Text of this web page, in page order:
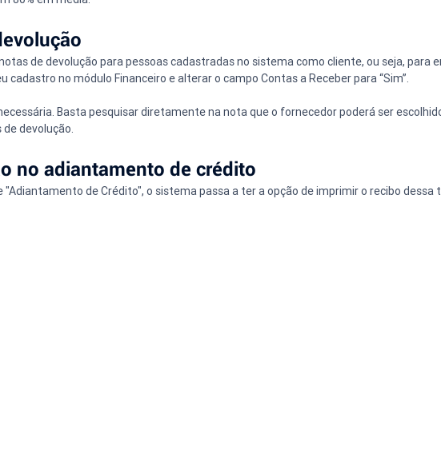
de devolução para pessoas cadastradas no sistema como cliente, ou seja, para
no módulo Financeiro e alterar o campo Contas a Receber para “Sim”.
Basta pesquisar diretamente na nota que o fornecedor poderá ser
devolução.
no adiantamento de crédito
"Adiantamento de Crédito", o sistema passa a ter a opção de imprimir o recibo dessa